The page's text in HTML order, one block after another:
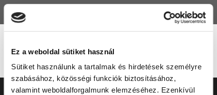
Ez a weboldal sütiket használ
Sütiket használunk a tartalmak és hirdetések személyre
szabásához, közösségi funkciók biztosításához,
valamint weboldalforgalmunk elemzéséhez. Ezenkívül